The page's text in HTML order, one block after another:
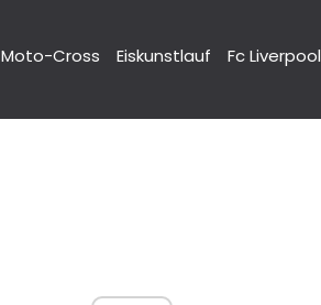
Moto-Cross Eiskunstlauf Fc Liverpool